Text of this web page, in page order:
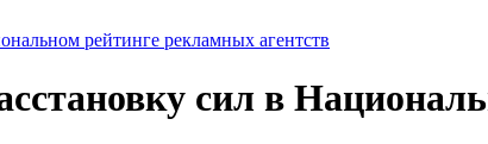
рейтинге рекламных агентств
сил в